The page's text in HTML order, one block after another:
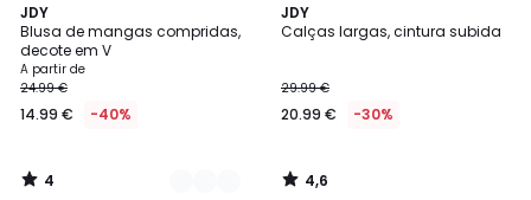
JDY
Blusa de mangas compridas,
decote em V
A partir de
24.99 €
14.99 € -40%
4
/
5
3
Cores
4
/
JDY
Calças largas, cintura subida
29.99 €
20.99 € -30%
4,6
/ 5
4,6
/